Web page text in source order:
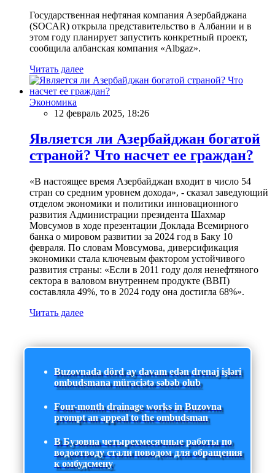
Государственная нефтяная компания Азербайджана
(SOCAR) открыла представительство в Албании и в
этом году планирует запустить конкретный проект,
сообщила албанская компания «Albgaz».
Читать далее
Экономика
12 февраль 2025, 18:26
Является ли Азербайджан богатой
страной? Что насчет ее граждан?
«В настоящее время Азербайджан входит в число 54
стран со средним уровнем дохода», - сказал заведующий
отделом экономики и политики инновационного
развития Администрации президента Шахмар
Мовсумов в ходе презентации Доклада Всемирного
банка о мировом развитии за 2024 год в Баку 10
февраля. По словам Мовсумова, диверсификация
экономики стала ключевым фактором устойчивого
развития страны: «Если в 2011 году доля ненефтяного
сектора в валовом внутреннем продукте (ВВП)
составляла 49%, то в 2024 году она достигла 68%».
Читать далее
Buzovnada dörd ay davam edən drenaj işləri
ombudsmana müraciətə səbəb olub
Four-month drainage works in Buzovna
prompt an appeal to the ombudsman
В Бузовна четырехмесячные работы по
водоотводу стали поводом для обращения
к омбудсмену